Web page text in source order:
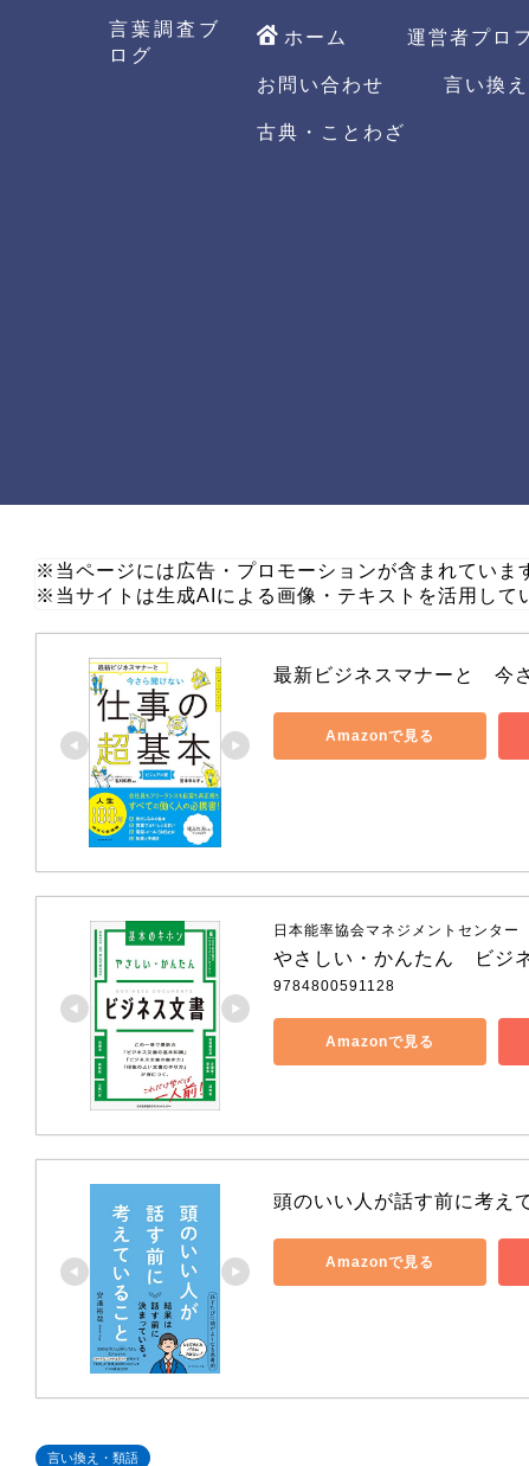
言葉調査ブ
ログ
ホーム 運営者プロ
お問い合わせ
言い換
古典・ことわざ
※当ページには広告・プロモーションが含まれていま
※当サイトは生成AIによる画像・テキストを活用して
最新ビジネスマナーと　今
Amazonで見る
日本能率協会マネジメントセンター
やさしい・かんたん　ビジ
9784800591128
Amazonで見る
頭のいい人が話す前に考え
Amazonで見る
言い換え・類語